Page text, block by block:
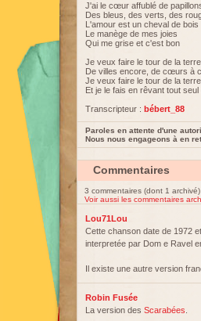
J'ai le cœur affublé de
Des bleus, des verts, des
L'amour est un cheval de bois
Le manège de mes joies
Qui me grise et c'est bon
Je veux faire le tour de la terre
De villes encore, de cœurs à
Je veux faire le tour de la terre
Et je le fais en rêvant tout
Transcripteur : bébert_88
Paroles en attente d'une
Nous nous engageons à en
Commentaires
3 commentaires (dont 1 archivé)
Voir aussi les commentaires
Lou71Lou
Cette chanson date de 1972
interpretée par Dom e Ravel
Il existe une autre version
Robin Fusée
La version des Scarabées